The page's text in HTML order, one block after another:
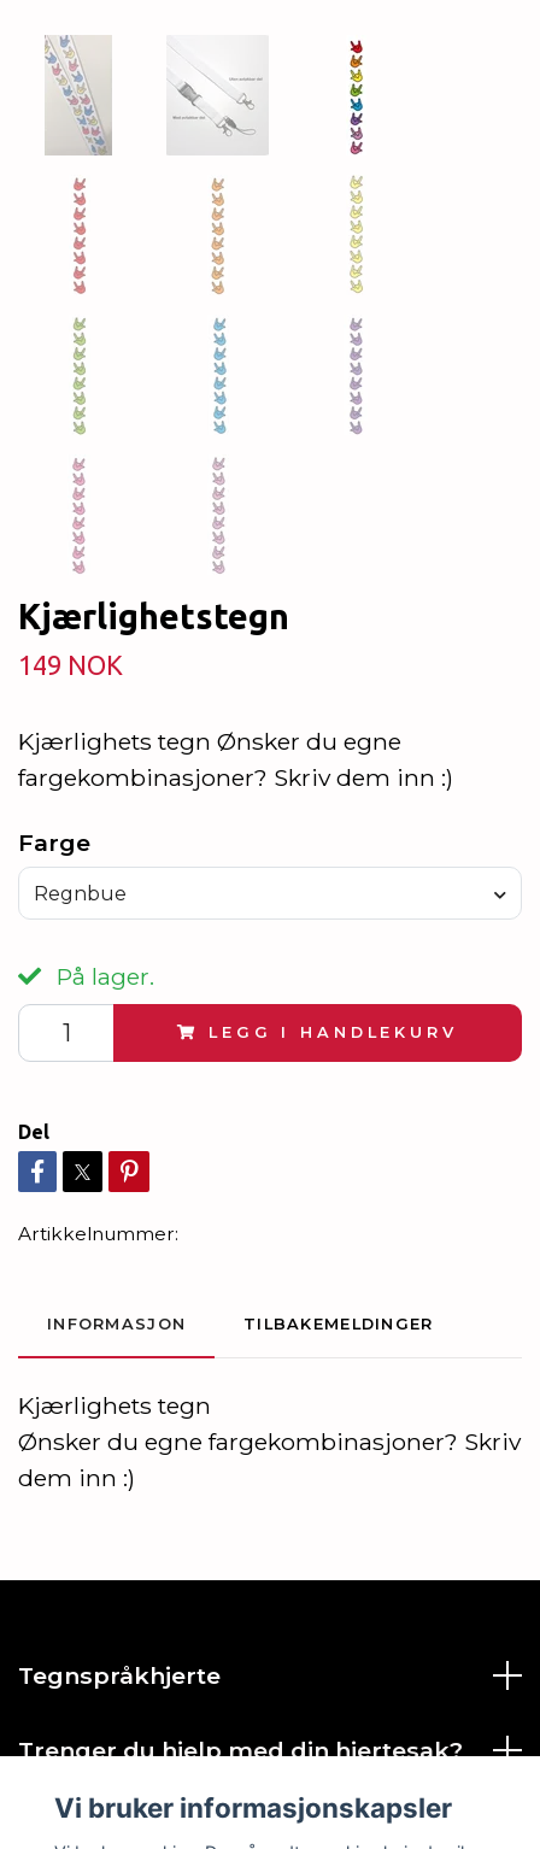
Kjærlighetstegn
149 NOK
Kjærlighets tegn Ønsker du egne
fargekombinasjoner? Skriv dem inn :)
Farge
Regnbue
På lager.
LEGG I HANDLEKURV
Del
Artikkelnummer:
INFORMASJON TILBAKEMELDINGER
Kjærlighets tegn
Ønsker du egne fargekombinasjoner? Skriv
dem inn :)
Tegnspråkhjerte
Trenger du hjelp med din hjertesak?
Sosiale medier
Vi bruker informasjonskapsler